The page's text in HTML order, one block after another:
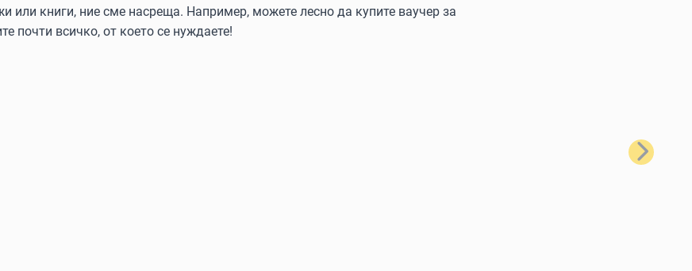
или книги, ние сме насреща. Например, можете лесно да купите ваучер за
почти всичко, от което се нуждаете!
Следващ